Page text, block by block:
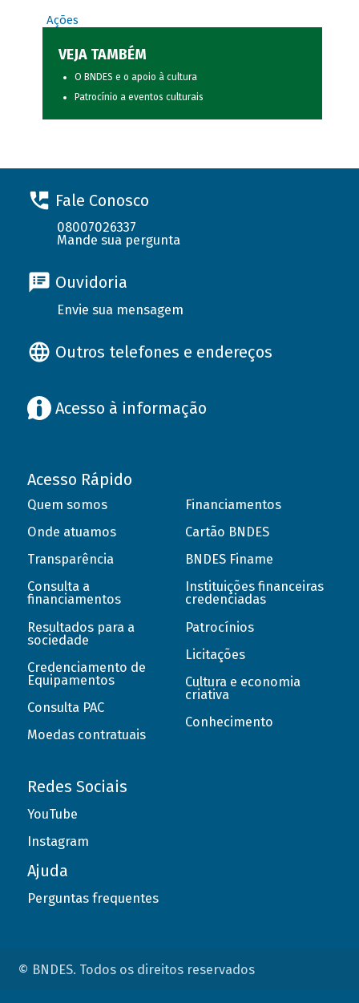
Ações
VEJA TAMBÉM
O BNDES e o apoio à cultura
Patrocínio a eventos culturais
Fale Conosco
08007026337
Mande sua pergunta
Ouvidoria
Envie sua mensagem
Outros telefones e endereços
Acesso à informação
Acesso Rápido
Quem somos
Onde atuamos
Transparência
Consulta a
financiamentos
Resultados para a
sociedade
Credenciamento de
Equipamentos
Consulta PAC
Moedas contratuais
Financiamentos
Cartão BNDES
BNDES Finame
Instituições financeiras
credenciadas
Patrocínios
Licitações
Cultura e economia
criativa
Conhecimento
Redes Sociais
YouTube
Instagram
Ajuda
Perguntas frequentes
© BNDES. Todos os direitos reservados